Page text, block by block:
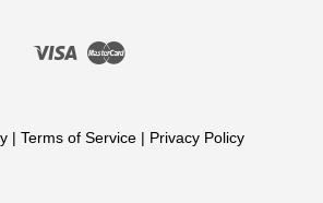
Visa Master
Terms of Service Privacy Policy